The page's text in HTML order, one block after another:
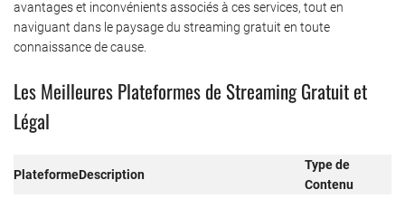
avantages et inconvénients associés à ces services, tout en
naviguant dans le paysage du streaming gratuit en toute
connaissance de cause.
Les Meilleures Plateformes de Streaming Gratuit et
Légal
PlateformeDescription
Type de
Contenu